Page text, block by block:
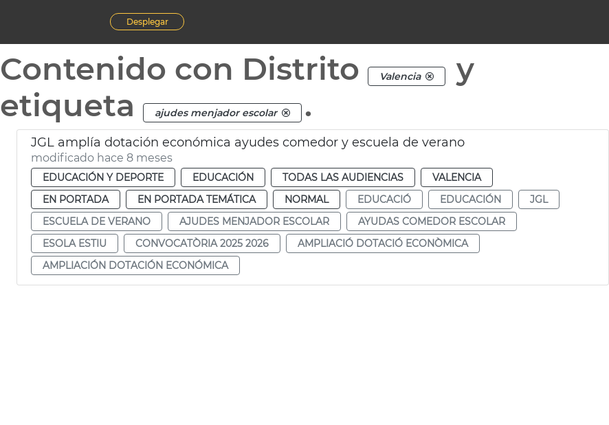
Desplegar
Contenido con Distrito Valencia
y
etiqueta
ajudes menjador escolar .
JGL amplía dotación económica ayudes comedor y escuela de verano
modificado hace 8 meses
EDUCACIÓN Y DEPORTE EDUCACIÓN TODAS LAS AUDIENCIAS
VALENCIA
EN PORTADA
EN PORTADA TEMÁTICA NORMAL EDUCACIÓ EDUCACIÓN
JGL
ESCUELA DE VERANO
AJUDES MENJADOR ESCOLAR
AYUDAS COMEDOR ESCOLAR
ESOLA ESTIU
CONVOCATÒRIA 2025 2026
AMPLIACIÓ DOTACIÓ ECONÒMICA
AMPLIACIÓN DOTACIÓN ECONÓMICA